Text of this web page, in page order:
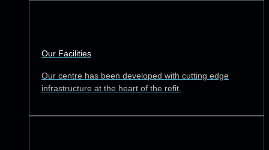
Our Facilities
Our centre has been developed with cutting edge
infrastructure at the heart of the refit.